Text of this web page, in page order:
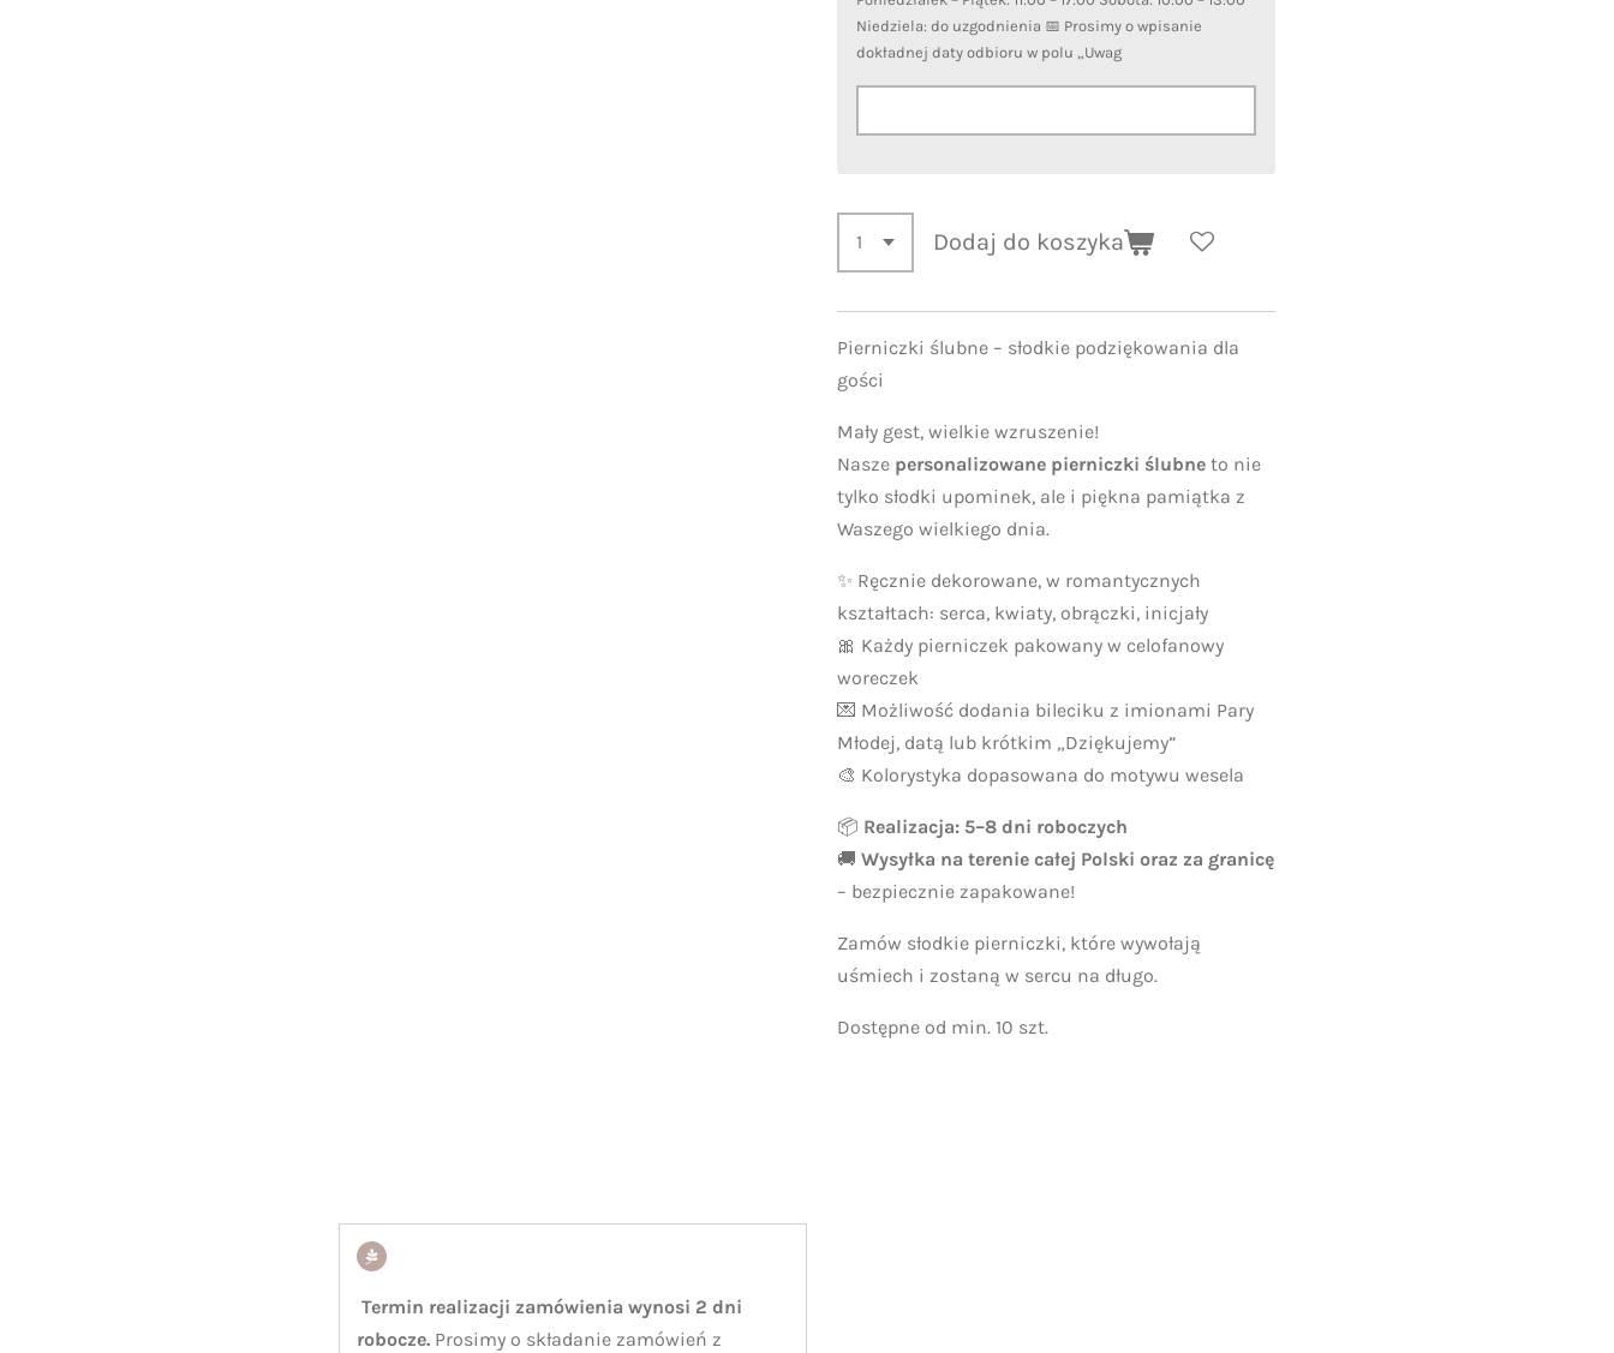
Niedziela: do uzgodnienia 📅 Prosimy o wpisanie
dokładnej daty odbioru w polu „Uwag
Dodaj do koszyka
Pierniczki ślubne – słodkie podziękowania dla
gości
Mały gest, wielkie wzruszenie!
Nasze personalizowane pierniczki ślubne to nie
tylko słodki upominek, ale i piękna pamiątka z
Waszego wielkiego dnia.
✨ Ręcznie dekorowane, w romantycznych
kształtach: serca, kwiaty, obrączki, inicjały
🎀 Każdy pierniczek pakowany w celofanowy
woreczek
💌 Możliwość dodania bileciku z imionami Pary
Młodej, datą lub krótkim „Dziękujemy”
🎨 Kolorystyka dopasowana do motywu wesela
📦 Realizacja: 5–8 dni roboczych
🚚 Wysyłka na terenie całej Polski oraz za granicę
– bezpiecznie zapakowane!
Zamów słodkie pierniczki, które wywołają
uśmiech i zostaną w sercu na długo.
Dostępne od min. 10 szt.
Termin realizacji zamówienia wynosi 2 dni
robocze. Prosimy o składanie zamówień z